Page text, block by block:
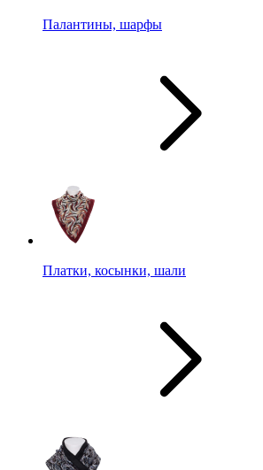
Палантины, шарфы
Платки, косынки, шали